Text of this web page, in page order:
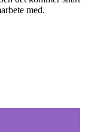
med.